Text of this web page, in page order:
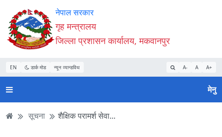
Accessibility
Mode
सुरु
गर्नुहोस्
सामाग्री
पढ्नुहाेस्
नेभिगेसन
पढ्नुहाेस्
वेबसाइट
खोजमा
जानुहोस्
नेपाल सरकार
गृह मन्त्रालय
जिल्ला प्रशासन कार्यालय, मकवानपुर
EN डार्क मोड न्यून व्यान्डविथ A- A A+
मेनु
सूचना शैक्षिक परामर्श सेवा...